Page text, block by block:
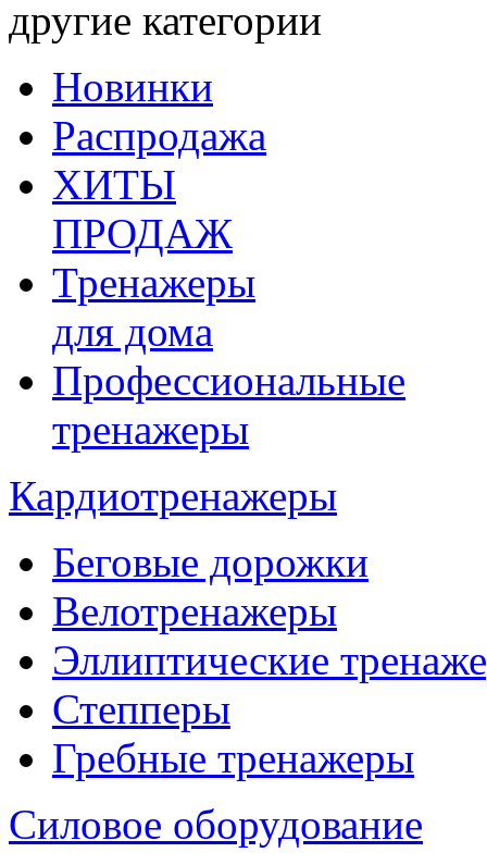
другие категории
Новинки
Распродажа
ХИТЫ
ПРОДАЖ
Тренажеры
для дома
Профессиональные
тренажеры
Кардиотренажеры
Беговые дорожки
Велотренажеры
Эллиптические
Степперы
Гребные тренажеры
Силовое оборудование